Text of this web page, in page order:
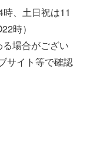
時、土日祝は11
時）
場合がござい
サイト等で確認